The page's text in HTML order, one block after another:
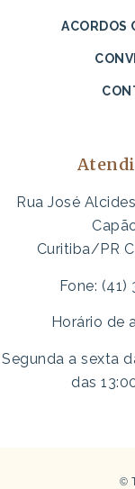
ACORDOS
Rua José
Curitiba/PR
Fone:
Horário de
Segunda a sexta
das
©